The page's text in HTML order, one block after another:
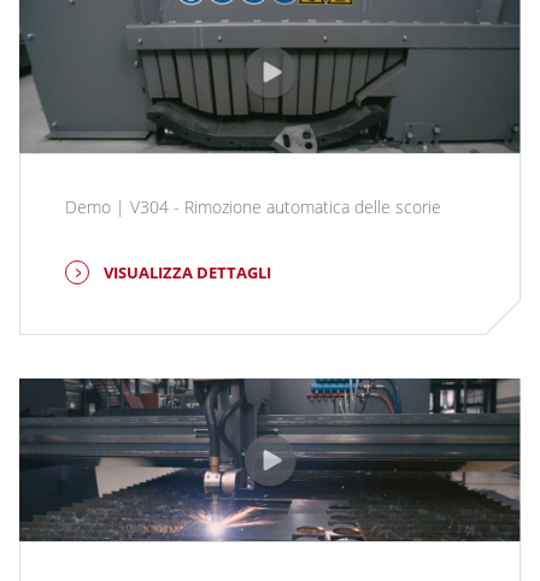
Demo | V304 - Rimozione automatica delle scorie
VISUALIZZA DETTAGLI